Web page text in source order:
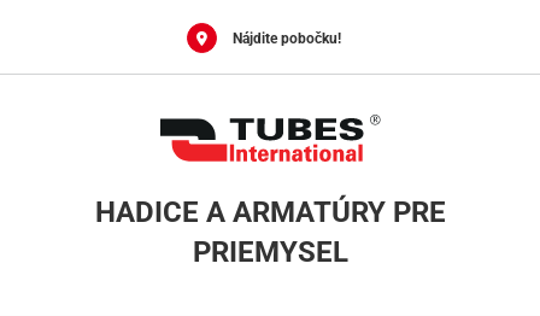
Nájdite pobočku!
HADICE A ARMATÚRY PRE
PRIEMYSEL